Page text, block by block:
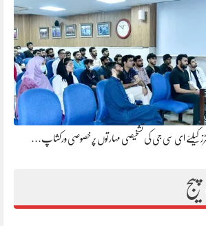
کیلئے ای سی جی کی تشخیصی مہارتوں پر خصوصی ورکشاپ…